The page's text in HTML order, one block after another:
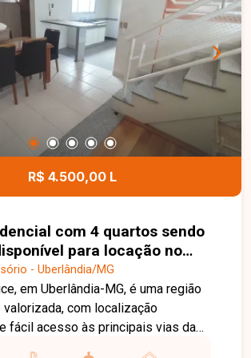
e agende uma visita para conhecer
oportunidade.
R$ 4.500,00 L
com 4 quartos sendo
para locação no
Osório em Uberlândia-
- Uberlândia/MG
em Uberlândia-MG, é uma região
valorizada, com localização
fácil acesso às principais vias da